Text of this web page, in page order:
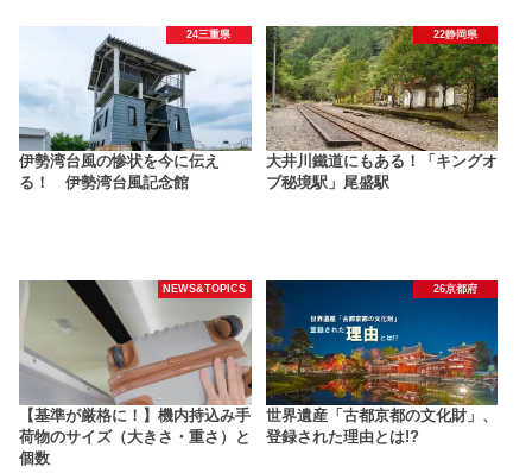
24三重県
伊勢湾台風の惨状を今に伝え
る！ 伊勢湾台風記念館
22静岡県
大井川鐵道にもある！「キングオ
ブ秘境駅」尾盛駅
NEWS&TOPICS
【基準が厳格に！】機内持込み手
荷物のサイズ（大きさ・重さ）と
個数
26京都府
世界遺産「古都京都の文化財」、
登録された理由とは!?